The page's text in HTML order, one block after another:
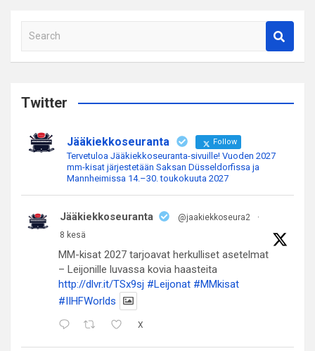
a
c
Twitter
Jääkiekkoseuranta Follow
Tervetuloa Jääkiekkoseuranta-sivuille! Vuoden 2027
mm-kisat järjestetään Saksan Düsseldorfissa ja
Mannheimissa 14.–30. toukokuuta 2027
Jääkiekkoseuranta @jaakiekkoseura2
·
8 kesä
MM-kisat 2027 tarjoavat herkulliset asetelmat
– Leijonille luvassa kovia haasteita
http://dlvr.it/TSx9sj #Leijonat #MMkisat
#IIHFWorlds
X